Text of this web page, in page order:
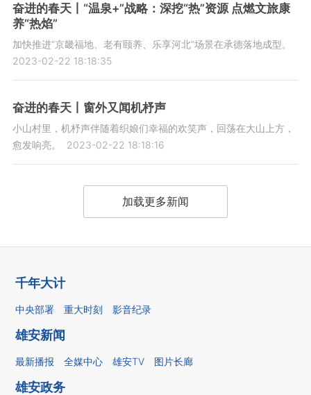
奋进的春天丨“温泉+”战略：深挖“热”资源 点燃文旅康
养“热焰”
加快推进“京畿福地、老有颐养、乐享河北”场景在承德落地成型。
2023-02-22 18:18:35
奋进的春天丨窗外又闻机杼声
小山村里，机杼声伴随着织娘们幸福的欢笑声，回荡在大山上方，
愈发响亮。
2023-02-22 18:18:16
加载更多新闻
千年大计
中央部署 重大时刻 影音纪录
雄安新闻
最新播报 全媒中心 雄安TV 图片长廊
雄安政务